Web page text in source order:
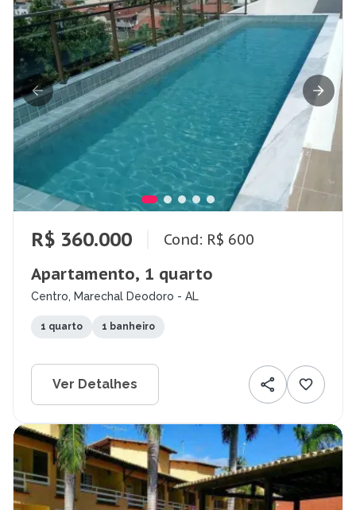
R$ 360.000 Cond: R$ 600
Apartamento, 1 quarto
Centro, Marechal Deodoro - AL
1 quarto 1 banheiro
Ver Detalhes